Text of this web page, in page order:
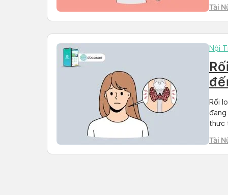
[…]
Tài
Nội
Rối
đang
thực
Tài